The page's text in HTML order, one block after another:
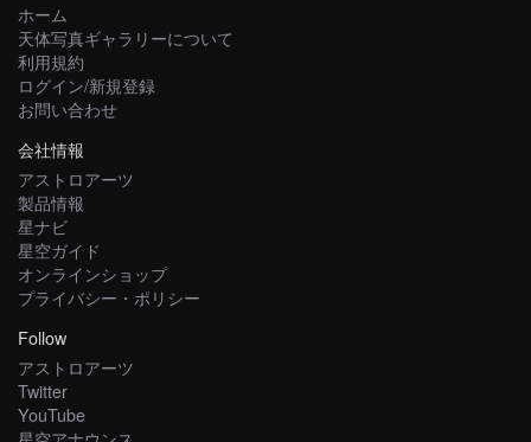
ホーム
天体写真ギャラリーについて
利用規約
ログイン/新規登録
お問い合わせ
会社情報
アストロアーツ
製品情報
星ナビ
星空ガイド
オンラインショップ
プライバシー・ポリシー
Follow
アストロアーツ
Twitter
YouTube